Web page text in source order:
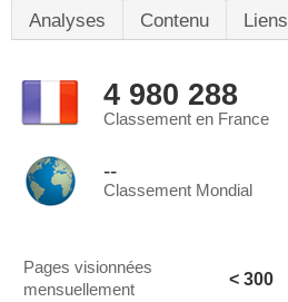
Analyses Contenu Liens
4 980 288
Classement en France
--
Classement Mondial
Pages visionnées
mensuellement
< 300